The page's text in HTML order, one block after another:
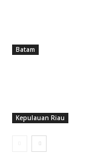
Batam
Kepulauan Riau